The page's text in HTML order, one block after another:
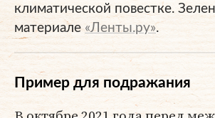
климатической повестке.
материале «Ленты.ру».
Пример для подражания